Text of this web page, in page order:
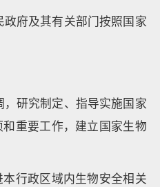
府及其有关部门按照国家
研究制定、指导实施国家
重要工作，建立国家生物
行政区域内生物安全相关